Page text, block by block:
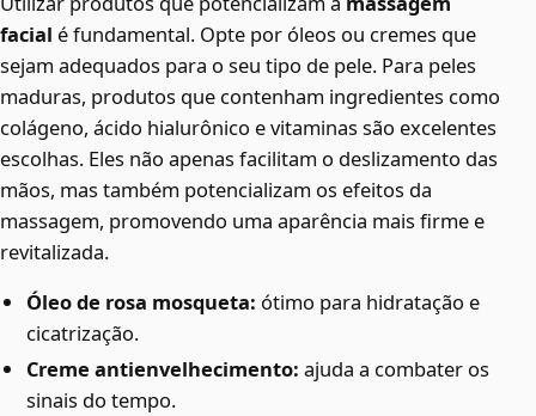
facial é fundamental. Opte por óleos ou cremes que
sejam adequados para o seu tipo de pele. Para peles
maduras, produtos que contenham ingredientes como
colágeno, ácido hialurônico e vitaminas são excelentes
escolhas. Eles não apenas facilitam o deslizamento das
mãos, mas também potencializam os efeitos da
massagem, promovendo uma aparência mais firme e
revitalizada.
Óleo de rosa mosqueta: ótimo para hidratação e
cicatrização.
Creme antienvelhecimento: ajuda a combater os
sinais do tempo.